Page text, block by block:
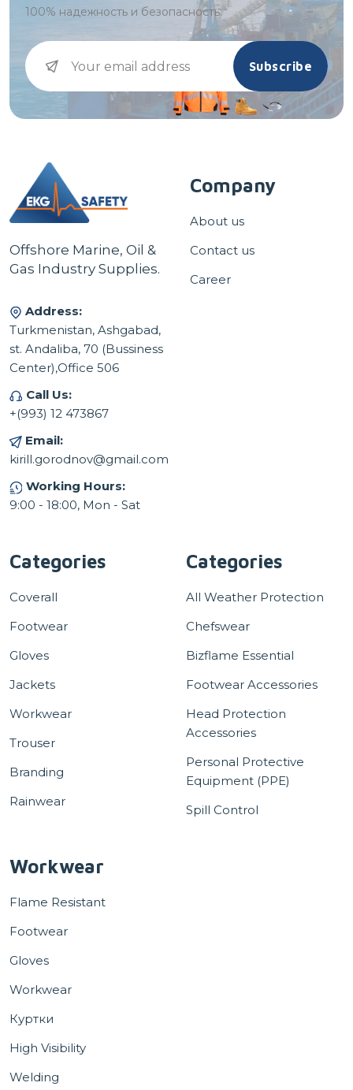
100% надежность и безопасность.
Subscribe
Offshore Marine, Oil &
Gas Industry Supplies.
Address:
Turkmenistan, Ashgabad,
st. Andaliba, 70 (Bussiness
Center),Office 506
Call Us:
+(993) 12 473867
Email:
kirill.gorodnov@gmail.com
Working Hours:
9:00 - 18:00, Mon - Sat
Company
About us
Contact us
Career
Categories
Coverall
Footwear
Gloves
Jackets
Workwear
Trouser
Branding
Rainwear
Categories
All Weather Protection
Chefswear
Bizflame Essential
Footwear Accessories
Head Protection
Accessories
Personal Protective
Equipment (PPE)
Spill Control
Workwear
Flame Resistant
Footwear
Gloves
Workwear
Куртки
High Visibility
Welding